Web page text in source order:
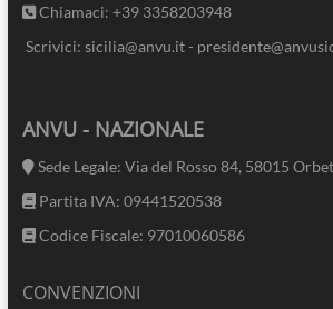
Chiamaci: +39 3358203948
Scrivici: sicilia@anvu.it -
ANVU - NAZIONALE
Sede Legale: Via del Rosso 84, 58015
Partita IVA: 09441520538
Codice Fiscale: 97010060586
CONVENZIONI